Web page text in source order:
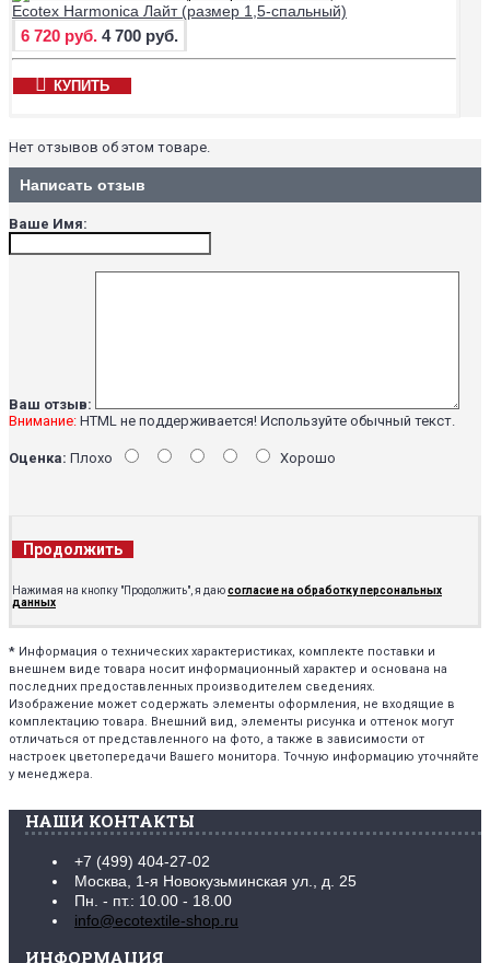
Ecotex Harmonica Лайт (размер 1,5-спальный)
6 720 руб. 4 700 руб.
КУПИТЬ
Нет отзывов об этом товаре.
Написать отзыв
Ваше Имя:
Ваш отзыв:
Внимание: HTML не поддерживается! Используйте обычный текст.
Оценка: Плохо Хорошо
Продолжить
Нажимая на кнопку "Продолжить", я даюсогласие на обработку персональных
данных
* Информация о технических характеристиках, комплекте поставки и
внешнем виде товара носит информационный характер и основана на
последних предоставленных производителем сведениях.
Изображение может содержать элементы оформления, не входящие в
комплектацию товара. Внешний вид, элементы рисунка и оттенок могут
отличаться от представленного на фото, а также в зависимости от
настроек цветопередачи Вашего монитора. Точную информацию уточняйте
у менеджера.
НАШИ КОНТАКТЫ
+7 (499) 404-27-02
Москва, 1-я Новокузьминская ул., д. 25
Пн. - пт.: 10.00 - 18.00
info@ecotextile-shop.ru
ИНФОРМАЦИЯ